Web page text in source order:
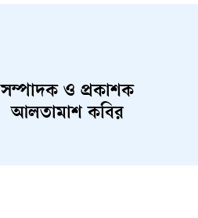
সম্পাদক ও প্রকাশক
আলতামাশ কবির